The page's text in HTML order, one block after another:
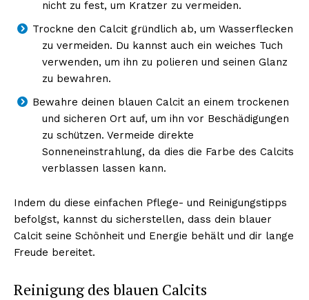
NEWSLETTER ABONNIEREN
Inhalte
nicht zu fest, um Kratzer zu vermeiden.
Trockne den Calcit gründlich ab, um Wasserflecken
zu vermeiden. Du kannst auch ein weiches Tuch
verwenden, um ihn zu polieren und seinen Glanz
zu bewahren.
Bewahre deinen blauen Calcit an einem trockenen
und sicheren Ort auf, um ihn vor Beschädigungen
zu schützen. Vermeide direkte
Sonneneinstrahlung, da dies die Farbe des Calcits
verblassen lassen kann.
Indem du diese einfachen Pflege- und Reinigungstipps
befolgst, kannst du sicherstellen, dass dein blauer
Calcit seine Schönheit und Energie behält und dir lange
Freude bereitet.
Reinigung des blauen Calcits